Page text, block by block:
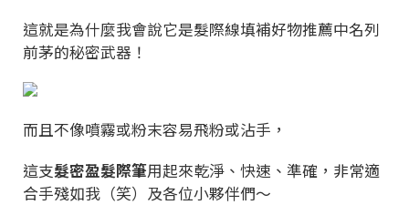
這就是為什麼我會說它是髮際線填補好物推薦中名列
前茅的秘密武器！
而且不像噴霧或粉末容易飛粉或沾手，
這支髮密盈髮際筆用起來乾淨、快速、準確，非常適
合手殘如我（笑）及各位小夥伴們～